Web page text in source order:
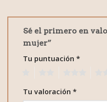
Sé el primero en
mujer”
Tu puntuación *
Tu valoración *